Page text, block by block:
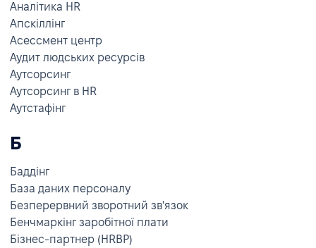
Аналітика HR
Апскіллінг
Асессмент центр
Аудит людських ресурсів
Аутсорсинг
Аутсорсинг в HR
Аутстафінг
Б
Баддінг
База даних персоналу
Безперервний зворотний зв'язок
Бенчмаркінг заробітної плати
Бізнес-партнер (HRBP)